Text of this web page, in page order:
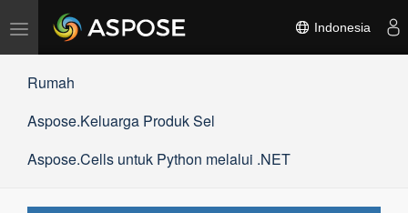
Alihkan
navigasi
Indonesia
Rumah
Aspose.Keluarga Produk Sel
Aspose.Cells untuk Python melalui .NET